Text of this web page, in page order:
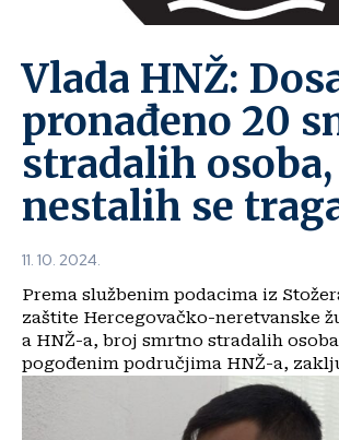
Vlada HNŽ:
pronađeno 20
stradalih
nestalih se
11. 10. 2024.
Prema službenim podacima iz
zaštite Hercegovačko-neretvanske
a HNŽ-a, broj smrtno stradalih
pogođenim područjima HNŽ-a,